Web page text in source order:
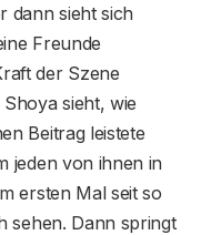
dann sieht sich
Freunde
der Szene
sieht, wie
Beitrag leistete
jeden von ihnen in
ersten Mal seit so
sehen. Dann springt